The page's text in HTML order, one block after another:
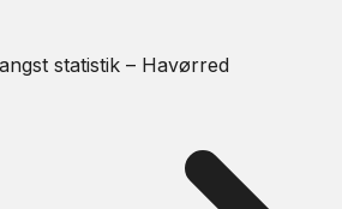
statistik – Havørred